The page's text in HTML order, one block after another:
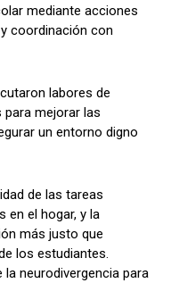
mediante acciones
coordinación con
labores de
mejorar las
un entorno digno
de las tareas
en el hogar, y la
más justo que
los estudiantes.
neurodivergencia para